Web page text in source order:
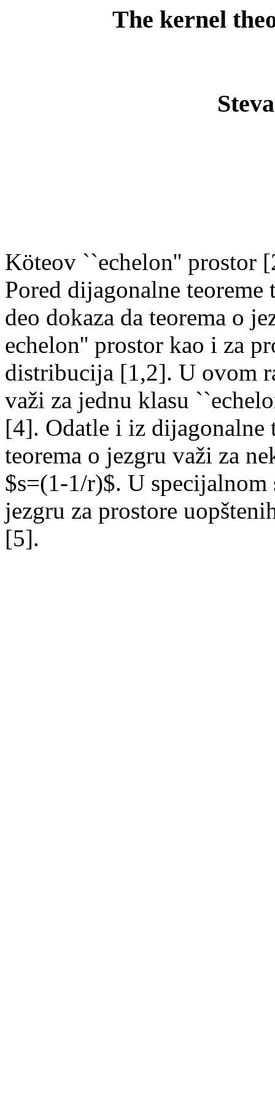
The kernel
Köteov ``echelon'' prostor
Pored dijagonalne
deo dokaza da teorema o
echelon'' prostor kao i za
distribucija [1,2]. U ovom
važi za jednu klasu
[4]. Odatle i iz dijagonalne
teorema o jezgru važi za
$s=(1-1/r)$. U
jezgru za prostore
[5].